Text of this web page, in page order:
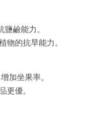
鹼能力。
物的抗旱能力。
加坐果率。
更優。